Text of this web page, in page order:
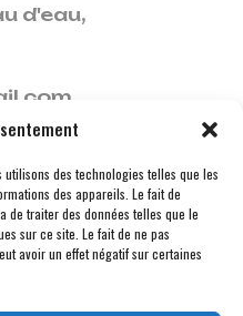
des technologies telles que les
des appareils. Le fait de
de traiter des données telles que le
sur ce site. Le fait de ne pas
avoir un effet négatif sur certaines
d'eau,